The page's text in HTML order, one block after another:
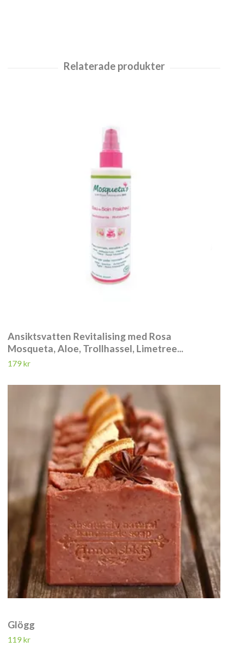
Ansiktsvatten Revitalising med Rosa
Mosqueta, Aloe, Trollhassel, Limetree...
179 kr
Glögg
119 kr